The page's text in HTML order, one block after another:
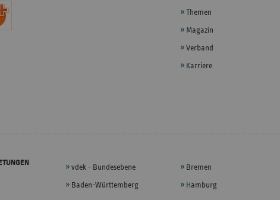
Themen
Magazin
Verband
Karriere
vdek - Bundesebene
Baden-Württemberg
Bremen
Hamburg